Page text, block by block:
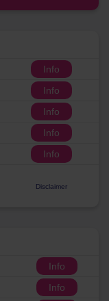
Info
Info
Info
Info
Info
Disclaimer
Info
Info